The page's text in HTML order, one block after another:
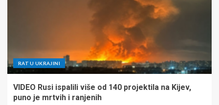
RAT U UKRAJINI
VIDEO Rusi ispalili više od 140 projektila na Kijev,
puno je mrtvih i ranjenih